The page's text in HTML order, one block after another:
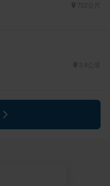
702公尺
3.8公里